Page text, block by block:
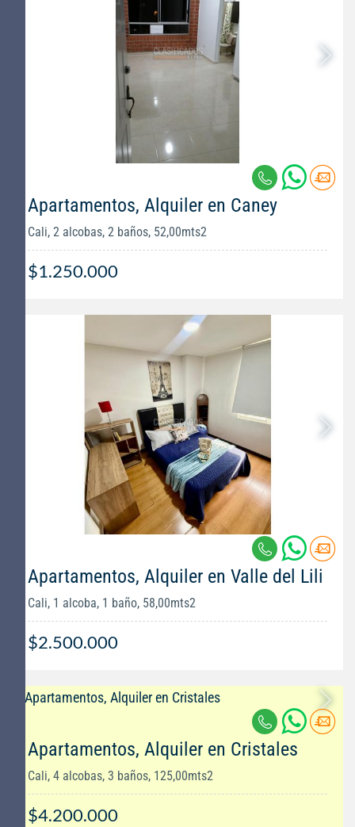
Apartamentos, Alquiler en Caney
Cali, 2 alcobas, 2 baños, 52,00mts2
$1.250.000
Apartamentos, Alquiler en Valle del Lili
Cali, 1 alcoba, 1 baño, 58,00mts2
$2.500.000
Apartamentos, Alquiler en Cristales
Cali, 4 alcobas, 3 baños, 125,00mts2
$4.200.000